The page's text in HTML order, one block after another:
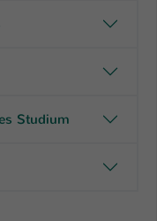
Studium